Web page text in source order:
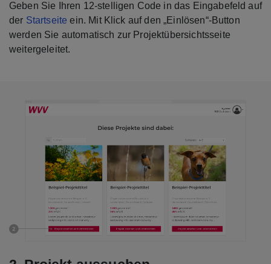
Geben Sie Ihren 12-stelligen Code in das Eingabefeld auf
der Startseiteein. Mit Klick auf den „Einlösen“-Button
werden Sie automatisch zur Projektübersichtsseite
weitergeleitet.